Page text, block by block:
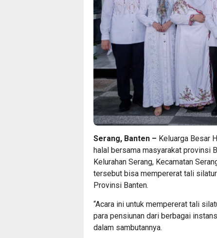
Serang, Banten – Keluarga Besar
halal bersama masyarakat provinsi
Kelurahan Serang, Kecamatan
tersebut bisa mempererat tali
Provinsi Banten.
“Acara ini untuk mempererat tali
para pensiunan dari berbagai
dalam sambutannya.